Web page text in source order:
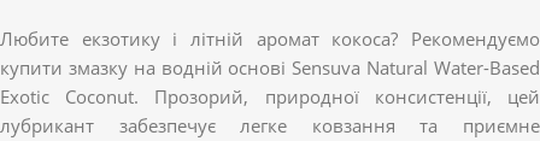
Любите екзотику і літній аромат кокоса? Рекомендуємо
купити змазку на водній основі Sensuva Natural Water-Based
Exotic Coconut. Прозорий, природної консистенції, цей
лубрикант забезпечує легке ковзання та приємне